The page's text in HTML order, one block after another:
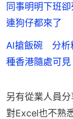
同事明明下班
連狗仔都來了
AI搶飯碗 分析
種香港隨處可見
另有從業人員
對Excel也不熟